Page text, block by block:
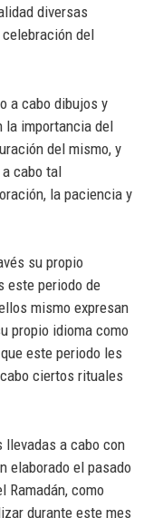
diversas
del
a cabo dibujos y
la importancia del
del mismo, y
cabo tal
la paciencia y
su propio
este periodo de
mismo expresan
propio idioma como
este periodo les
ciertos rituales
a cabo con
elaborado el pasado
Ramadán, como
durante este mes